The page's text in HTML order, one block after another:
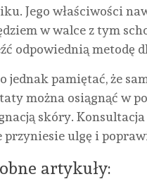
Jego właściwości
w walce z tym
odpowiednią metodę
jednak pamiętać, że
można osiągnąć w
skóry.
przyniesie ulgę i
artykuły: